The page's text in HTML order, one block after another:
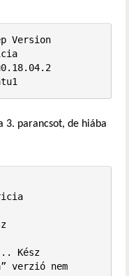
Version
3. parancsot, de hiába
Kész
verzió nem